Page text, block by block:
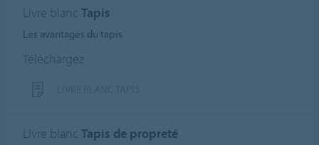
Livre blancTapis
Les avantages du tapis
Téléchargez
Livre blancTapis de propreté